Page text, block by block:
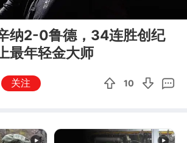
纳2-0鲁德，34连胜创纪
最年轻金大师
关注 10